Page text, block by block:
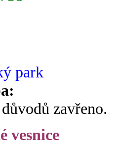
park
zavřeno.
vesnice